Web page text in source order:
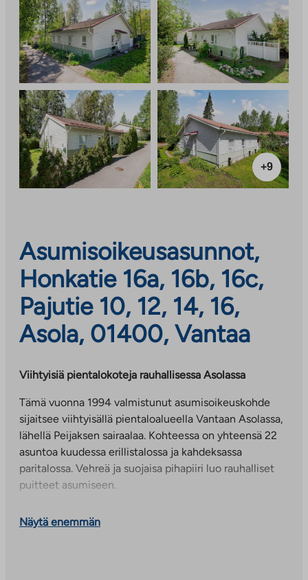
+9
Asumisoikeusasunnot,
Honkatie 16a, 16b, 16c,
Pajutie 10, 12, 14, 16,
Asola, 01400, Vantaa
Viihtyisiä pientalokoteja rauhallisessa Asolassa
Tämä vuonna 1994 valmistunut asumisoikeuskohde
sijaitsee viihtyisällä pientaloalueella Vantaan Asolassa,
lähellä Peijaksen sairaalaa. Kohteessa on yhteensä 22
asuntoa kuudessa erillistalossa ja kahdeksassa
paritalossa. Vehreä ja suojaisa pihapiiri luo rauhalliset
puitteet asumiseen.
Näytä enemmän